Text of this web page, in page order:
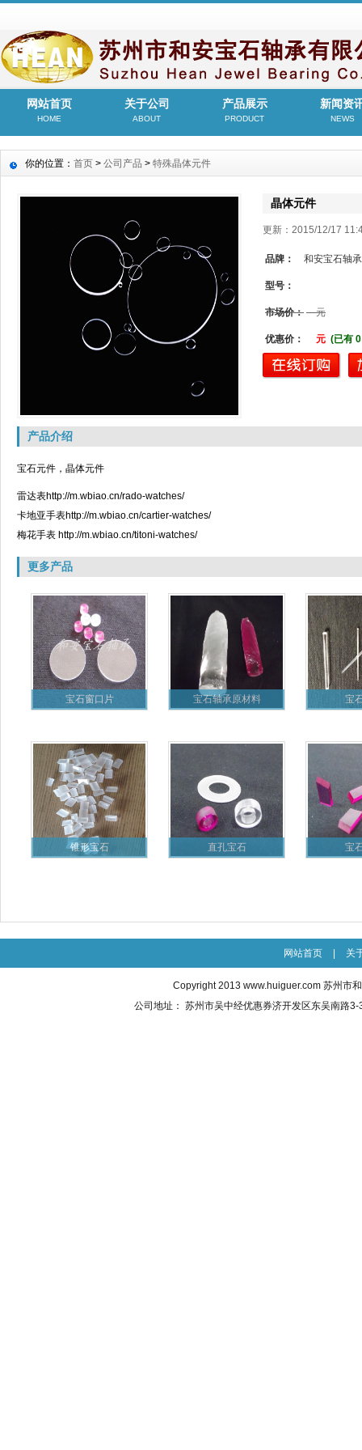
网站首页
HOME
关于公司
ABOUT
产品展示
PRODUCT
新闻资
NEWS
你的位置： 首页 > 公司产品 > 特殊晶体元件
晶体元件
更新：2015/12/17
品牌： 和安宝石轴承
型号：
市场价： 元
优惠价： 元 (已有
产品介绍
宝石元件，晶体元件
雷达表http://m.wbiao.cn/rado-watches/
卡地亚手表http://m.wbiao.cn/cartier-watches/
梅花手表 http://m.wbiao.cn/titoni-watches/
更多产品
宝石窗口片 宝石轴承原材料 宝
锥形宝石 直孔宝石 宝
网站首页 关
Copyright 2013 www.huiguer.com 苏州市
公司地址： 苏州市吴中经优惠券济开发区东吴南路